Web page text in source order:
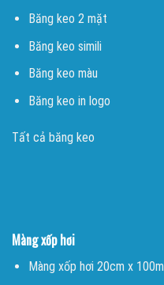
Băng keo 2 mặt
Băng keo simili
Băng keo màu
Băng keo in logo
Tất cả băng keo
Màng xốp hơi
Màng xốp hơi 20cm x 100m